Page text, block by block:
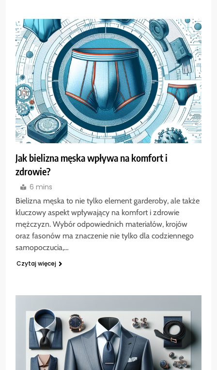
Jak bielizna męska wpływa na komfort i
zdrowie?
6 mins
Bielizna męska to nie tylko element garderoby, ale także
kluczowy aspekt wpływający na komfort i zdrowie
mężczyzn. Wybór odpowiednich materiałów, krojów
oraz fasonów ma znaczenie nie tylko dla codziennego
samopoczucia,…
Czytaj więcej